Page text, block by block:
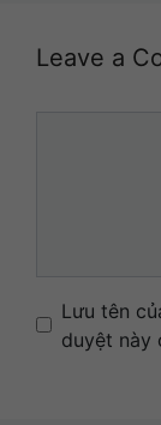
Leave a
Name
Email
Website
Lưu tên
duyệt này